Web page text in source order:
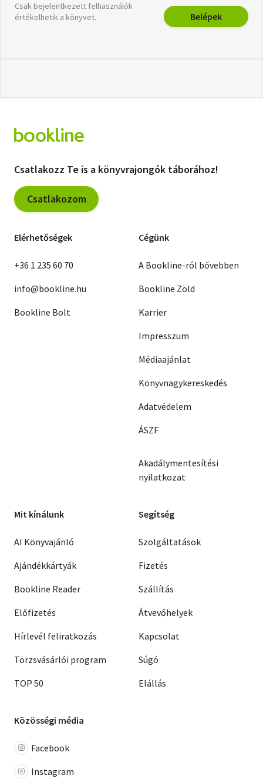
Csak bejelentkezett felhasználók
értékelhetik a könyvet.
Belépek
Csatlakozz Te is a könyvrajongók táborához!
Csatlakozom
Elérhetőségek
+36 1 235 60 70
info@bookline.hu
Bookline Bolt
Cégünk
A Bookline-ról bővebben
Bookline Zöld
Karrier
Impresszum
Médiaajánlat
Könyvnagykereskedés
Adatvédelem
ÁSZF
Akadálymentesítési
nyilatkozat
Mit kínálunk
AI Könyvajánló
Ajándékkártyák
Bookline Reader
Előfizetés
Hírlevél feliratkozás
Törzsvásárlói program
TOP 50
Segítség
Szolgáltatások
Fizetés
Szállítás
Átvevőhelyek
Kapcsolat
Súgó
Elállás
Közösségi média
Facebook
Instagram